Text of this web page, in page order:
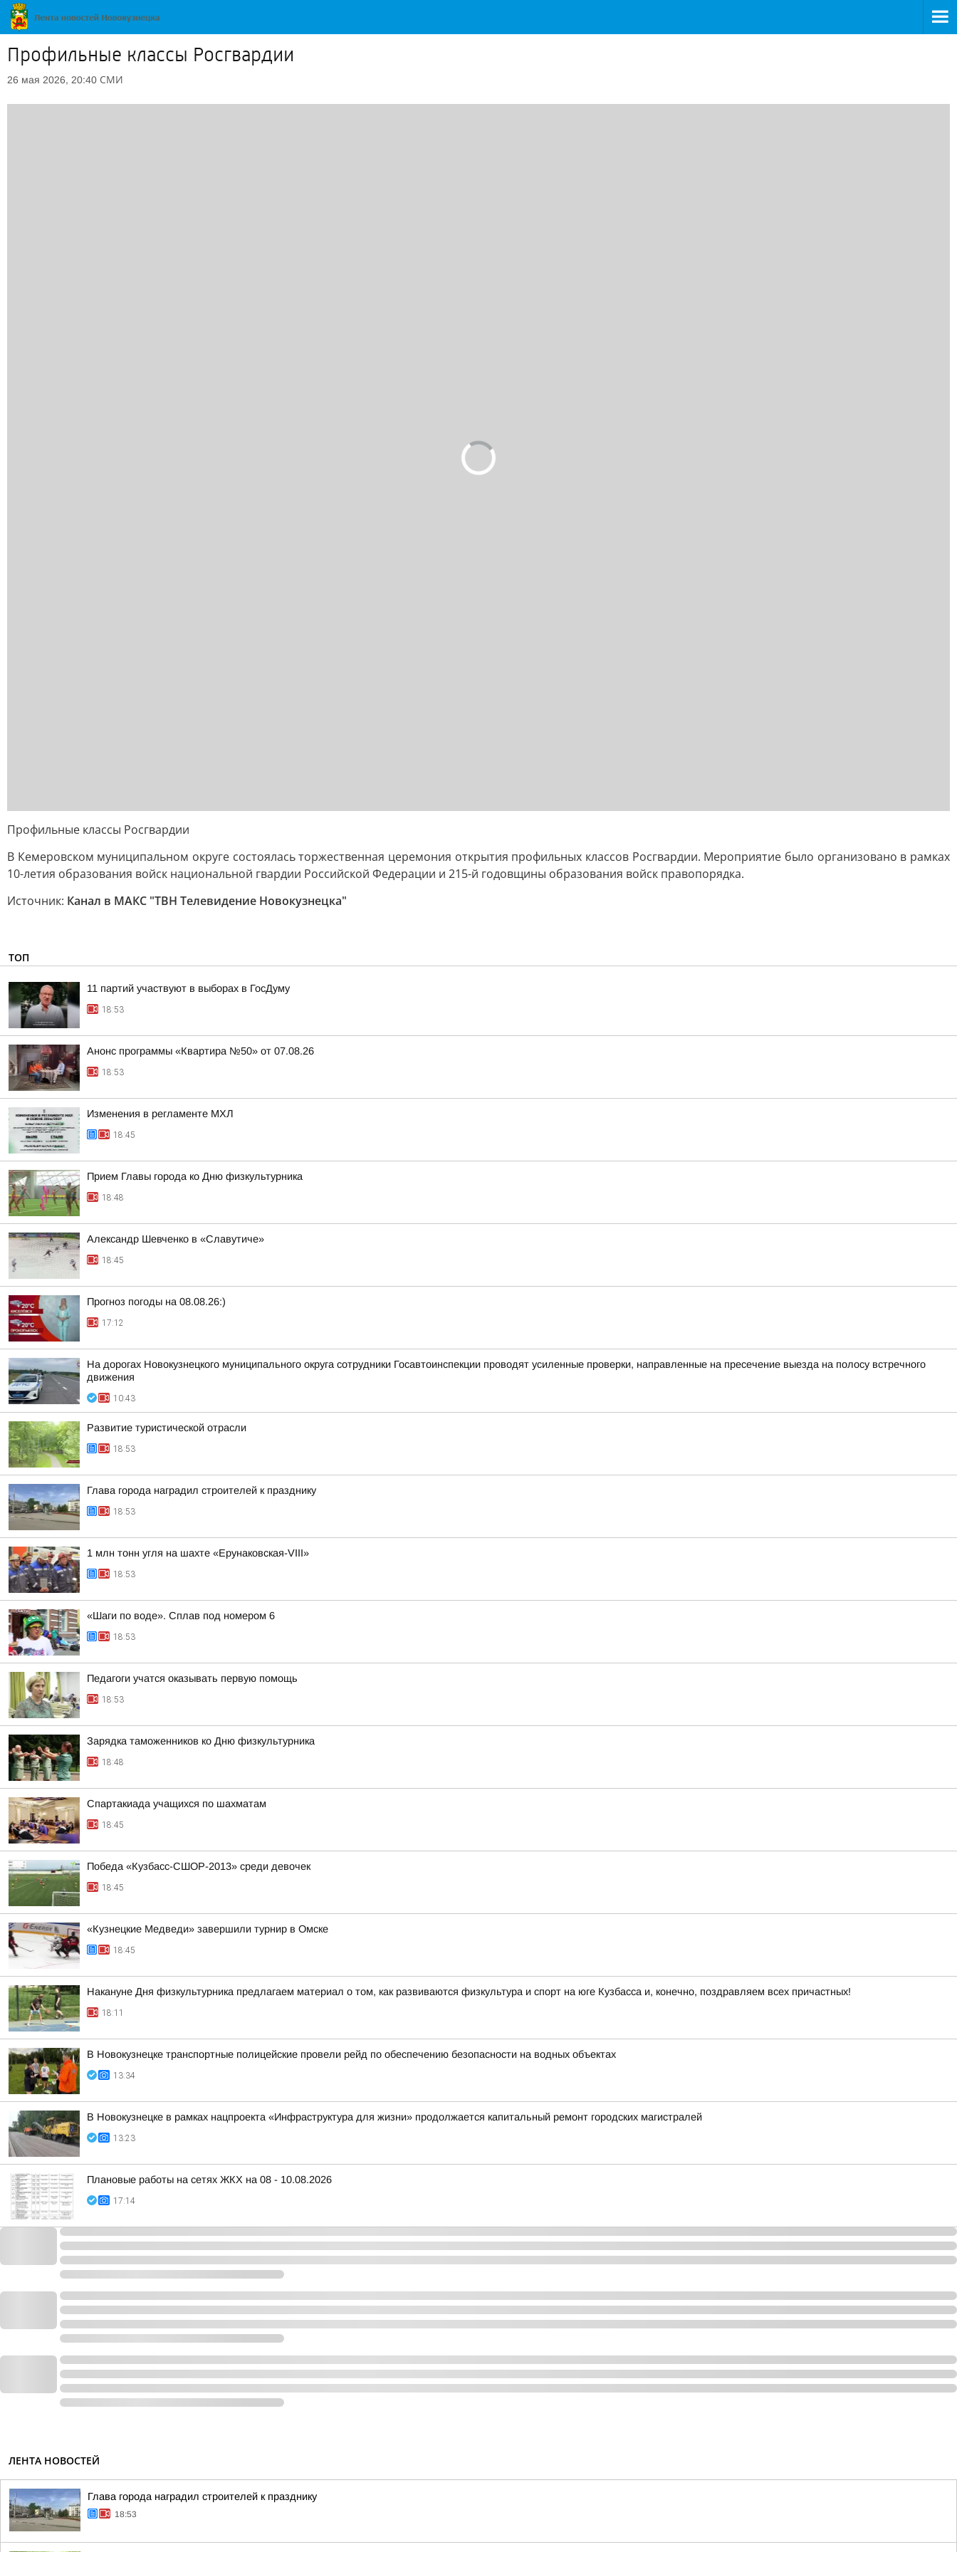
Профильные классы Росгвардии
26 мая 2026, 20:40 СМИ
Профильные классы Росгвардии
В Кемеровском муниципальном округе состоялась торжественная церемония открытия профильных классов Росгвардии. Мероприятие было организовано в рамках
10-летия образования войск национальной гвардии Российской Федерации и 215-й годовщины образования войск правопорядка.
Источник: Канал в МАКС "ТВН Телевидение Новокузнецка"
ТОП
11 партий участвуют в выборах в ГосДуму
18:53
Анонс программы «Квартира №50» от 07.08.26
18:53
Изменения в регламенте МХЛ
18:45
Прием Главы города ко Дню физкультурника
18:48
Александр Шевченко в «Славутиче»
18:45
Прогноз погоды на 08.08.26:)
17:12
На дорогах Новокузнецкого муниципального округа сотрудники Госавтоинспекции проводят усиленные проверки, направленные на пресечение выезда на полосу встречного
движения
10:43
Развитие туристической отрасли
18:53
Глава города наградил строителей к празднику
18:53
1 млн тонн угля на шахте «Ерунаковская-VIII»
18:53
«Шаги по воде». Сплав под номером 6
18:53
Педагоги учатся оказывать первую помощь
18:53
Зарядка таможенников ко Дню физкультурника
18:48
Спартакиада учащихся по шахматам
18:45
Победа «Кузбасс-СШОР-2013» среди девочек
18:45
«Кузнецкие Медведи» завершили турнир в Омске
18:45
Накануне Дня физкультурника предлагаем материал о том, как развиваются физкультура и спорт на юге Кузбасса и, конечно, поздравляем всех причастных!
18:11
В Новокузнецке транспортные полицейские провели рейд по обеспечению безопасности на водных объектах
13:34
В Новокузнецке в рамках нацпроекта «Инфраструктура для жизни» продолжается капитальный ремонт городских магистралей
13:23
Плановые работы на сетях ЖКХ на 08 - 10.08.2026
17:14
ЛЕНТА НОВОСТЕЙ
Глава города наградил строителей к празднику
18:53